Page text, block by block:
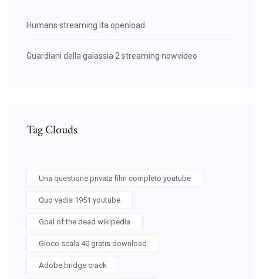
Humans streaming ita openload
Guardiani della galassia 2 streaming nowvideo
Tag Clouds
Una questione privata film completo youtube
Quo vadis 1951 youtube
Goal of the dead wikipedia
Gioco scala 40 gratis download
Adobe bridge crack